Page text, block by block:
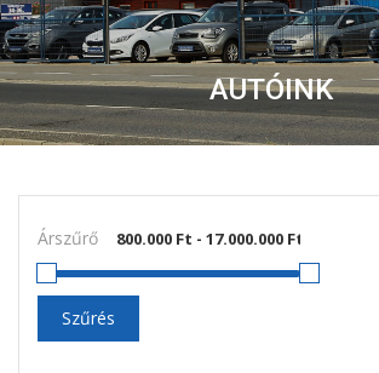
AUTÓINK
Árszűrő
Szűrés